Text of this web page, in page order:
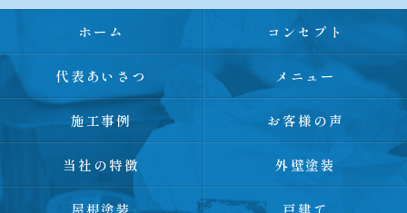
ホーム コンセプト
代表あいさつ メニュー
施工事例 お客様の声
当社の特徴 外壁塗装
屋根塗装 戸建て